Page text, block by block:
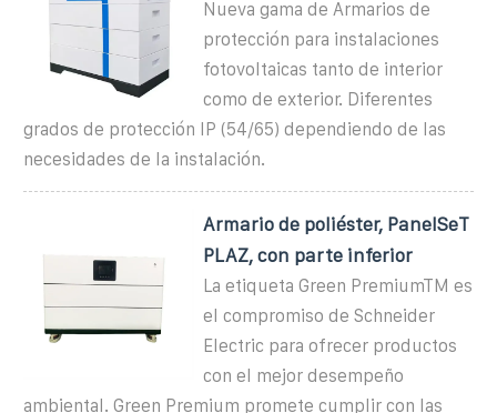
Nueva gama de Armarios de
protección para instalaciones
fotovoltaicas tanto de interior
como de exterior. Diferentes
grados de protección IP (54/65) dependiendo de las
necesidades de la instalación.
Armario de poliéster, PanelSeT
PLAZ, con parte inferior
La etiqueta Green PremiumTM es
el compromiso de Schneider
Electric para ofrecer productos
con el mejor desempeño
ambiental. Green Premium promete cumplir con las